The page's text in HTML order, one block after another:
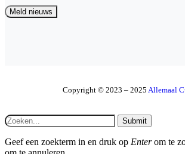
Copyright © 2023 – 2025 Allemaal
Submit
Geef een zoekterm in en druk op Enterom te